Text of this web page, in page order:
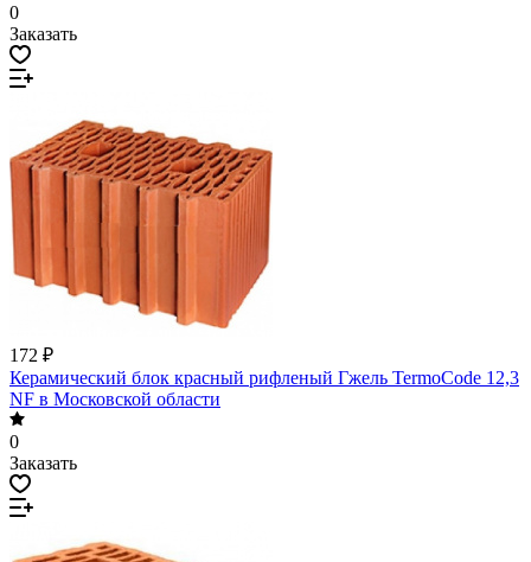
0
Заказать
172 ₽
Керамический блок красный рифленый Гжель TermoCode 12,3
NF в Московской области
0
Заказать